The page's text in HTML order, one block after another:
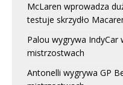
McLaren wprowadza
testuje skrzydło
Palou wygrywa IndyCar
mistrzostwach
Antonelli wygrywa GP